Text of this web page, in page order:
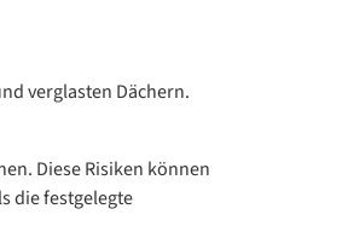
verglasten Dächern.
Diese Risiken können
die festgelegte